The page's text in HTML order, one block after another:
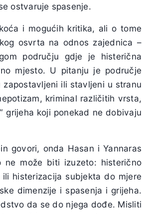
ostvaruje spasenje.
i mogućih kritika, ali o tome
osvrta na odnos zajednica –
području gdje je histerična
mjesto. U pitanju je područje
ili stavljeni u stranu
kriminal različitih vrsta,
grijeha koji ponekad ne dobivaju
govori, onda Hasan i Yannaras
ne može biti izuzeto: histerično
histerizacija subjekta do mjere
dimenzije i spasenja i grijeha.
da se do njega dođe. Misliti